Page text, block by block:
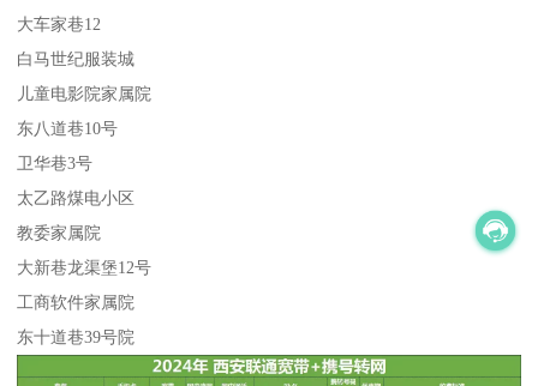
大车家巷12
白马世纪服装城
儿童电影院家属院
东八道巷10号
卫华巷3号
太乙路煤电小区
教委家属院
大新巷龙渠堡12号
工商软件家属院
东十道巷39号院